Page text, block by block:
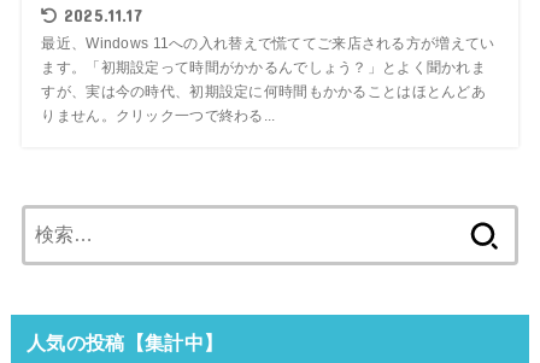
2025.11.17
最近、Windows 11への入れ替えで慌ててご来店される方が増えてい
ます。「初期設定って時間がかかるんでしょう？」とよく聞かれま
すが、実は今の時代、初期設定に何時間もかかることはほとんどあ
りません。クリック一つで終わる...
索:
人気の投稿【集計中】